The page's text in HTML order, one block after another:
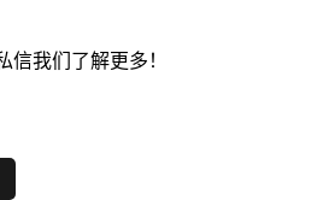
我们了解更多！